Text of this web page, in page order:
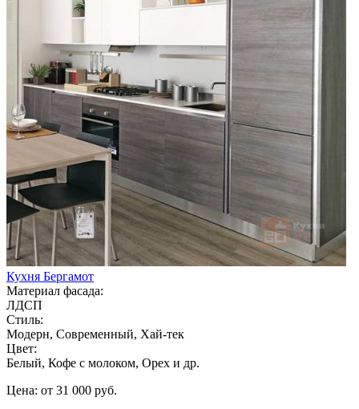
Кухня Бергамот
Материал фасада:
ЛДСП
Стиль:
Модерн, Современный, Хай-тек
Цвет:
Белый, Кофе с молоком, Орех и др.
Цена: от 31 000 руб.